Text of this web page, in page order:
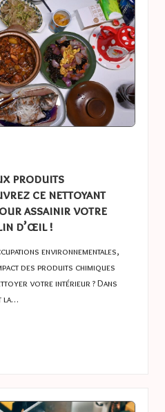
produits
ce nettoyant
assainir votre
d’œil !
environnementales,
des produits chimiques
votre intérieur ? Dans
la…